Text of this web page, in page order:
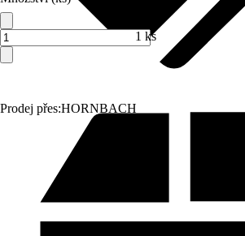
Prodej přes:HORNBACH
1 ks